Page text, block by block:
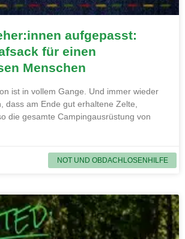
NOT UND OBDACHLOSENHILFE
aufgepasst:
für einen
Menschen
ist in vollem Gange. Und immer wieder
dass am Ende gut erhaltene Zelte,
die gesamte Campingausrüstung von